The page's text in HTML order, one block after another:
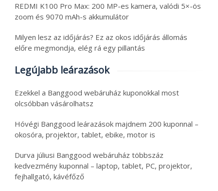
REDMI K100 Pro Max: 200 MP-es kamera, valódi 5×-ös
zoom és 9070 mAh-s akkumulátor
Milyen lesz az időjárás? Ez az okos időjárás állomás
előre megmondja, elég rá egy pillantás
Legújabb leárazások
Ezekkel a Banggood webáruház kuponokkal most
olcsóbban vásárolhatsz
Hóvégi Banggood leárazások majdnem 200 kuponnal –
okosóra, projektor, tablet, ebike, motor is
Durva júliusi Banggood webáruház többszáz
kedvezmény kuponnal – laptop, tablet, PC, projektor,
fejhallgató, kávéfőző